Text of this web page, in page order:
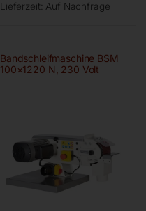
Lieferzeit: Auf Nachfrage
Bandschleifmaschine BSM
100×1220 N, 230 Volt